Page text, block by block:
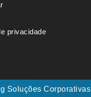
privacidade
Soluções Corporativas